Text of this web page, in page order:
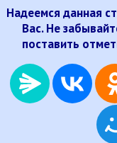
Надеемся данная
Вас. Не
поставить